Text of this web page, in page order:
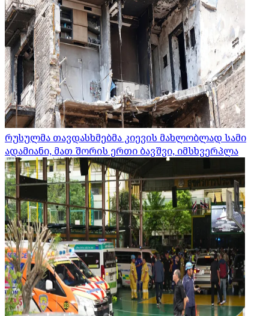
რუსულმა თავდასხმებმა კიევის მახლობლად სამი
ადამიანი, მათ შორის ერთი ბავშვი, იმსხვერპლა